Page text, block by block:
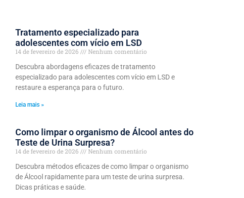
Tratamento especializado para
adolescentes com vício em LSD
14 de fevereiro de 2026
Nenhum comentário
Descubra abordagens eficazes de tratamento
especializado para adolescentes com vício em LSD e
restaure a esperança para o futuro.
Leia mais »
Como limpar o organismo de Álcool antes do
Teste de Urina Surpresa?
14 de fevereiro de 2026
Nenhum comentário
Descubra métodos eficazes de como limpar o organismo
de Álcool rapidamente para um teste de urina surpresa.
Dicas práticas e saúde.